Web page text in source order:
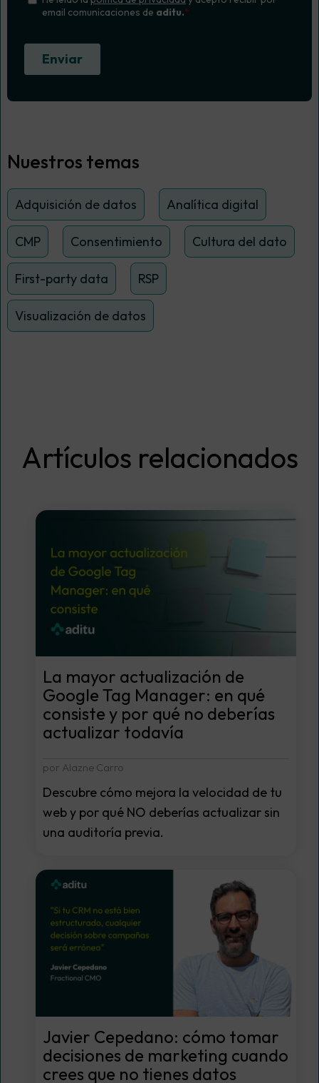
Nuestros temas
Adquisición de datos Analítica digital
CMP Consentimiento Cultura del dato
First-party data RSP
Visualización de datos
Artículos relacionados
La mayor actualización de
Google Tag Manager: en qué
consiste y por qué no deberías
actualizar todavía
por Alazne Carro
Descubre cómo mejora la velocidad de tu
web y por qué NO deberías actualizar sin
una auditoría previa.
Javier Cepedano: cómo tomar
decisiones de marketing cuando
crees que no tienes datos